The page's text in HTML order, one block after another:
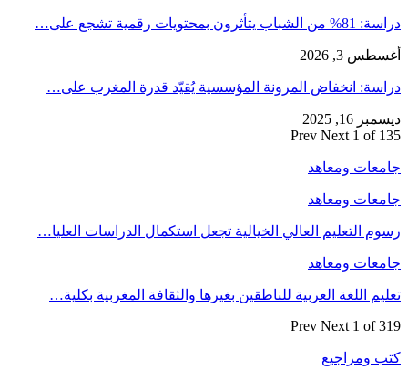
دراسة: 81% من الشباب يتأثرون بمحتويات رقمية تشجع على…
أغسطس 3, 2026
دراسة: انخفاض المرونة المؤسسية يُقيّد قدرة المغرب على…
ديسمبر 16, 2025
Prev Next 1 of 135
جامعات ومعاهد
جامعات ومعاهد
رسوم التعليم العالي الخيالية تجعل استكمال الدراسات العليا…
جامعات ومعاهد
تعليم اللغة العربية للناطقين بغيرها والثقافة المغربية بكلية…
Prev Next 1 of 319
كتب ومراجيع